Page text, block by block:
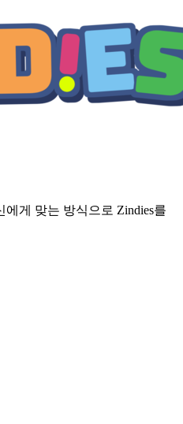
게 맞는 방식으로 Zindies를